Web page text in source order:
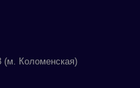
(м. Коломенская)